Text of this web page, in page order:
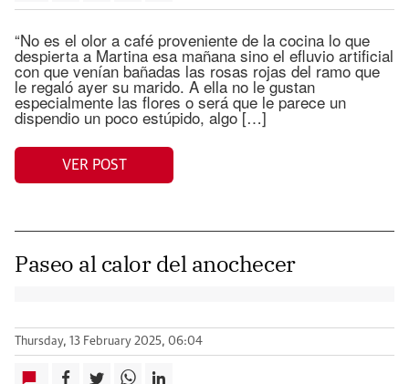
“No es el olor a café proveniente de la cocina lo que
despierta a Martina esa mañana sino el efluvio artificial
con que venían bañadas las rosas rojas del ramo que
le regaló ayer su marido. A ella no le gustan
especialmente las flores o será que le parece un
dispendio un poco estúpido, algo […]
VER POST
Paseo al calor del anochecer
Thursday, 13 February 2025, 06:04